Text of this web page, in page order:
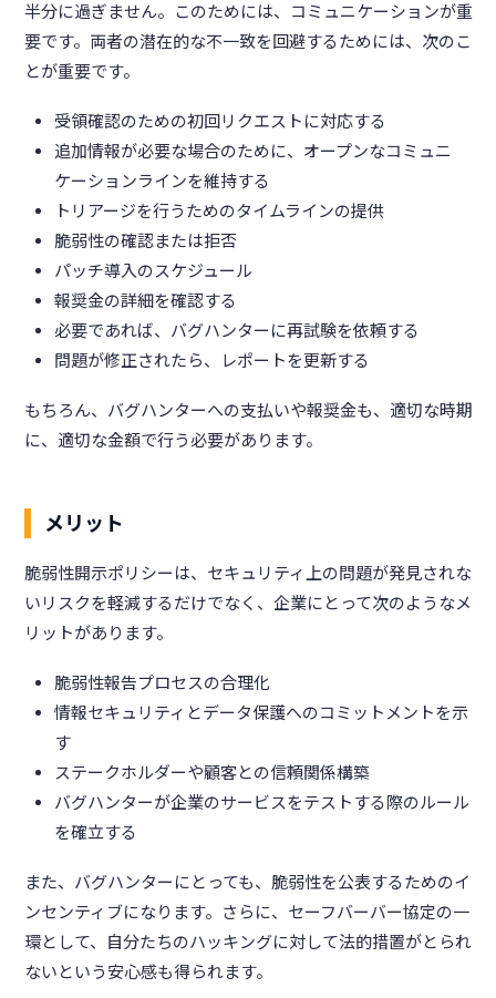
半分に過ぎません。このためには、コミュニケーションが重
要です。両者の潜在的な不一致を回避するためには、次のこ
とが重要です。
受領確認のための初回リクエストに対応する
追加情報が必要な場合のために、オープンなコミュニ
ケーションラインを維持する
トリアージを行うためのタイムラインの提供
脆弱性の確認または拒否
パッチ導入のスケジュール
報奨金の詳細を確認する
必要であれば、バグハンターに再試験を依頼する
問題が修正されたら、レポートを更新する
もちろん、バグハンターへの支払いや報奨金も、適切な時期
に、適切な金額で行う必要があります。
メリット
脆弱性開示ポリシーは、セキュリティ上の問題が発見されな
いリスクを軽減するだけでなく、企業にとって次のようなメ
リットがあります。
脆弱性報告プロセスの合理化
情報セキュリティとデータ保護へのコミットメントを示
す
ステークホルダーや顧客との信頼関係構築
バグハンターが企業のサービスをテストする際のルール
を確立する
また、バグハンターにとっても、脆弱性を公表するためのイ
ンセンティブになります。さらに、セーフバーバー協定の一
環として、自分たちのハッキングに対して法的措置がとられ
ないという安心感も得られます。